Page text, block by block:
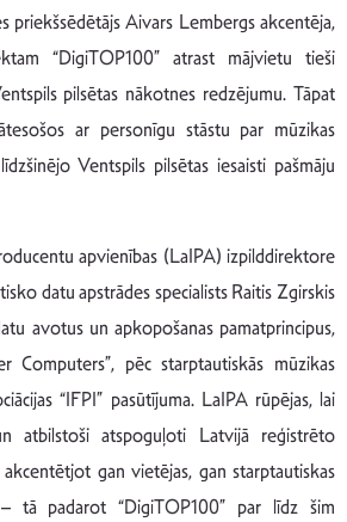
priekšsēdētājs Aivars Lembergs akcentēja,
“DigiTOP100” atrast mājvietu tieši
pilsētas nākotnes redzējumu. Tāpat
ar personīgu stāstu par mūzikas
Ventspils pilsētas iesaisti pašmāju
apvienības (LaIPA) izpilddirektore
datu apstrādes specialists Raitis Zgirskis
avotus un apkopošanas pamatprincipus,
Computers”, pēc starptautiskās mūzikas
“IFPI” pasūtījuma. LaIPA rūpējas, lai
atbilstoši atspoguļoti Latvijā reģistrēto
gan vietējas, gan starptautiskas
tā padarot “DigiTOP100” par līdz šim